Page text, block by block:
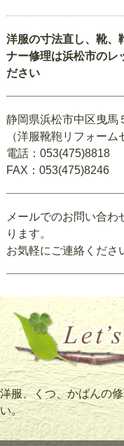
洋服の寸法直し、靴、
ナー修理は浜松市のレ
ださい
静岡県浜松市中区曳馬
（洋服靴鞄リフォーム
電話：053(475)8818
FAX：053(475)8246
メールでのお問い合
ります。
お気軽にご連絡くださ
洋服、くつ、かばんの
い。